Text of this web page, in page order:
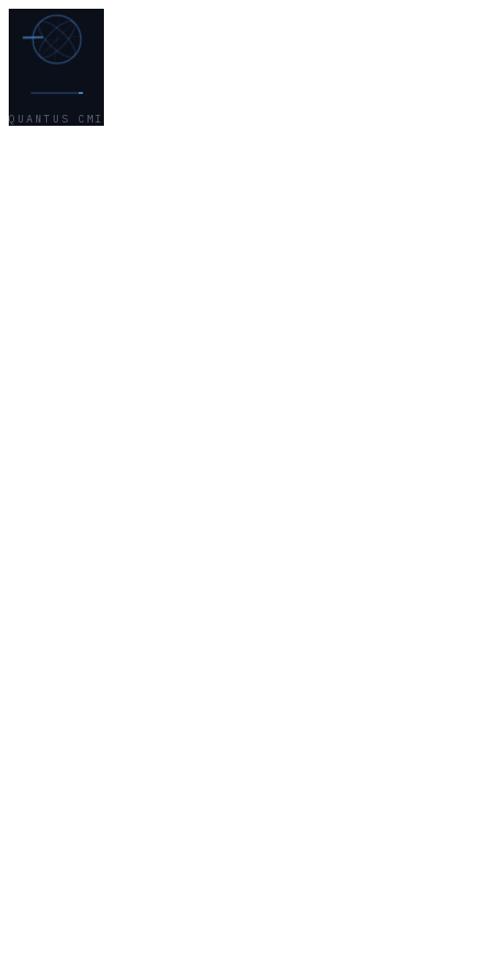
QUANTUS CMI